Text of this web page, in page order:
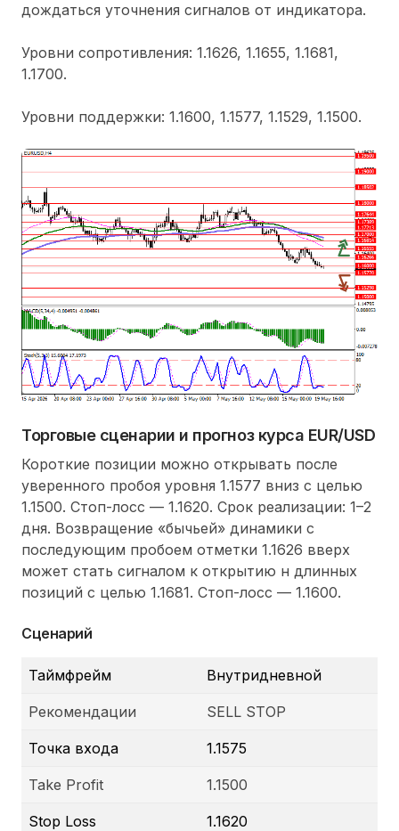
дождаться уточнения сигналов от индикатора.
Уровни сопротивления: 1.1626, 1.1655, 1.1681,
1.1700.
Уровни поддержки: 1.1600, 1.1577, 1.1529, 1.1500.
Торговые сценарии и прогноз курса EUR/USD
Короткие позиции можно открывать после
уверенного пробоя уровня 1.1577 вниз с целью
1.1500. Стоп-лосс — 1.1620. Срок реализации: 1–2
дня. Возвращение «бычьей» динамики с
последующим пробоем отметки 1.1626 вверх
может стать сигналом к открытию н длинных
позиций с целью 1.1681. Стоп-лосс — 1.1600.
Сценарий
Таймфрейм Внутридневной
Рекомендации SELL STOP
Точка входа 1.1575
Take Profit 1.1500
Stop Loss 1.1620